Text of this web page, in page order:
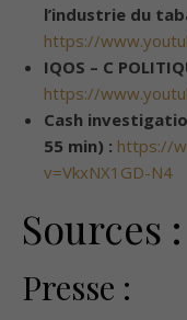
l’industrie du
https://
IQOS – C
https://
Cash
55 min) : https://
v=VkxNX1GD-N4
Sources :
Presse :